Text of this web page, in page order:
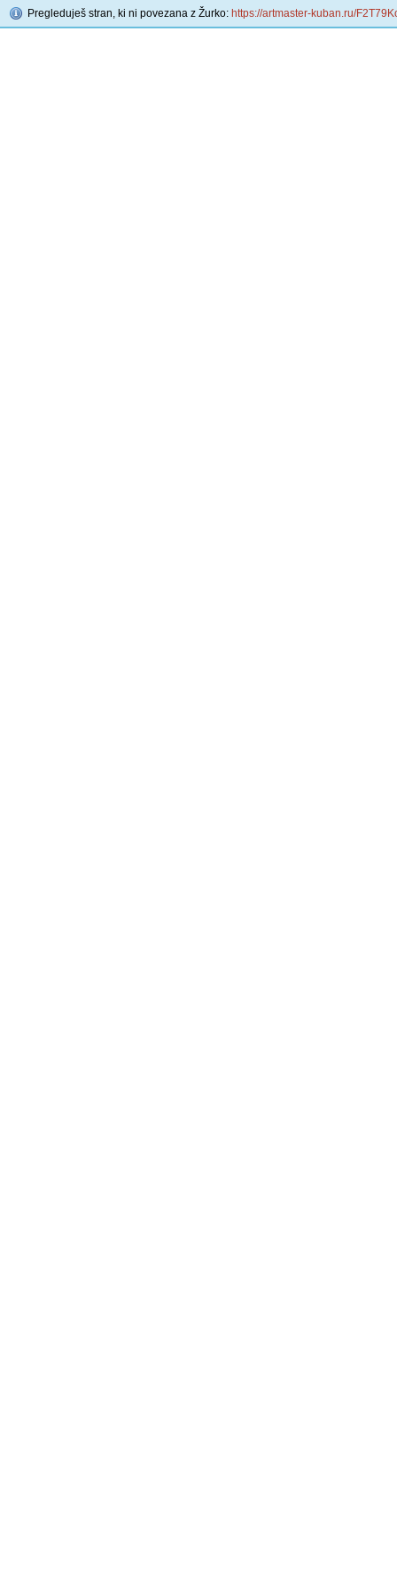
Pregleduješ stran, ki ni povezana z Žurko: https://artmaster-kuban.ru/